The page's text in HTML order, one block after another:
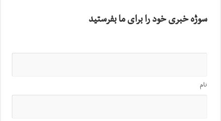
سوژه خبری خود را برای ما بفرستید
نام